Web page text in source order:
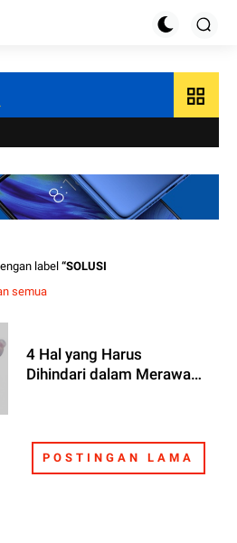
grid_view
label SOLUSI
semua
4 Hal yang Harus
Dihindari dalam Merawat
POSTINGAN LAMA